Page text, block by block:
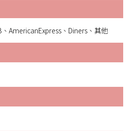
、AmericanExpress、Diners、其他